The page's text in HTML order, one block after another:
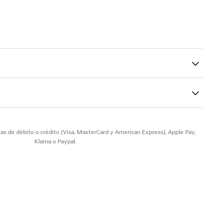
y en la mano
logotipo Balenciaga grabado
de débito o crédito (Visa, MasterCard y American Express), Apple Pay,
Klarna o Paypal.